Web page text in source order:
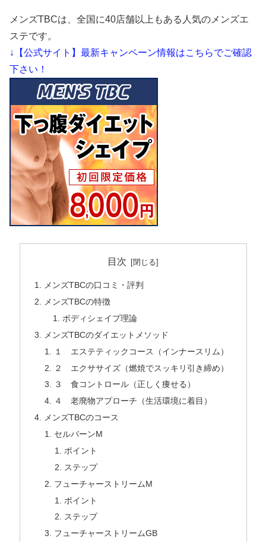
メンズTBCは、全国に40店舗以上もある人気のメンズエ
ステです。
↓【公式サイト】最新キャンペーン情報はこちらでご確認
下さい！
目次
メンズTBCの口コミ・評判
メンズTBCの特徴
ボディシェイプ理論
メンズTBCのダイエットメソッド
１ エステティックコース（インナースリム）
２ エクササイズ（燃焼でスッキリ引き締め）
３ 食コントロール（正しく痩せる）
４ 老廃物アプローチ（生活環境に着目）
メンズTBCのコース
セルバーンM
ポイント
ステップ
フューチャーストリームM
ポイント
ステップ
フューチャーストリームGB